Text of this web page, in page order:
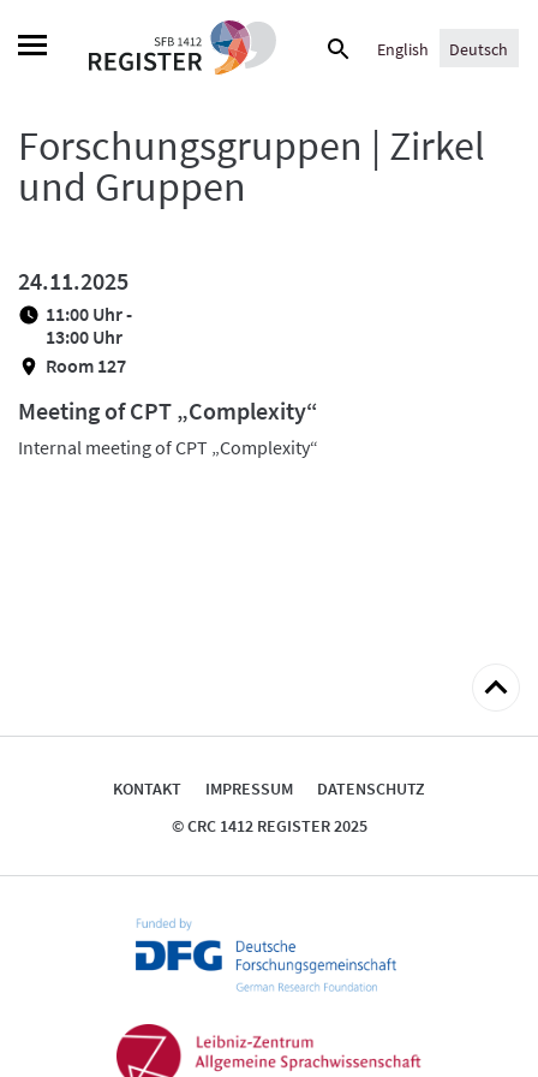
Suche
English Deutsch
Forschungsgruppen | Zirkel
und Gruppen
24.11.2025
11:00 Uhr -
13:00 Uhr
Room 127
Meeting of CPT „Complexity“
Internal meeting of CPT „Complexity“
zum
KONTAKT IMPRESSUM
DATENSCHUTZ
© CRC 1412 REGISTER 2025